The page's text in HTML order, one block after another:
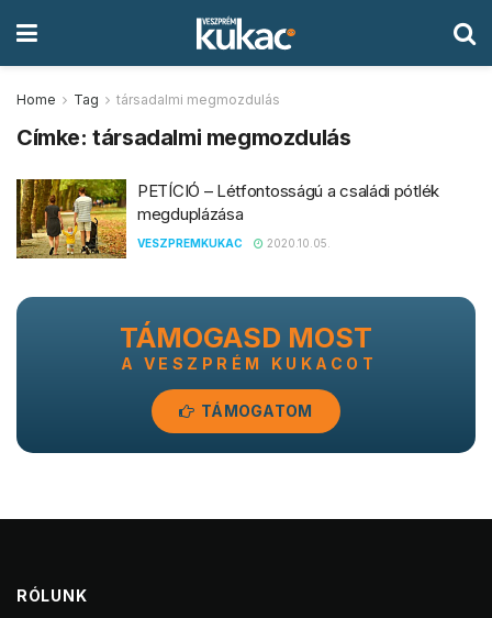
Home Tag társadalmi megmozdulás
Címke:társadalmi megmozdulás
PETÍCIÓ – Létfontosságú a családi pótlék
megduplázása
VESZPREMKUKAC 2020.10.05.
TÁMOGASD MOST
A VESZPRÉM KUKACOT
TÁMOGATOM
RÓLUNK